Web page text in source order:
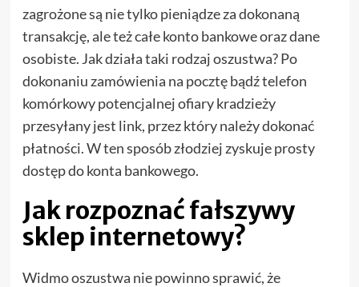
zagrożone są nie tylko pieniądze za dokonaną
transakcję, ale też całe konto bankowe oraz dane
osobiste. Jak działa taki rodzaj oszustwa? Po
dokonaniu zamówienia na pocztę bądź telefon
komórkowy potencjalnej ofiary kradzieży
przesyłany jest link, przez który należy dokonać
płatności. W ten sposób złodziej zyskuje prosty
dostęp do konta bankowego.
Jak rozpoznać fałszywy
sklep internetowy?
Widmo oszustwa nie powinno sprawić, że